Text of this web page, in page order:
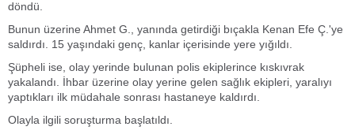
döndü.
Bunun üzerine Ahmet G., yanında getirdiği bıçakla Kenan Efe Ç.'ye
saldırdı. 15 yaşındaki genç, kanlar içerisinde yere yığıldı.
Şüpheli ise, olay yerinde bulunan polis ekiplerince kıskıvrak
yakalandı. İhbar üzerine olay yerine gelen sağlık ekipleri, yaralıyı
yaptıkları ilk müdahale sonrası hastaneye kaldırdı.
Olayla ilgili soruşturma başlatıldı.